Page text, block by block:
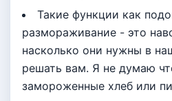
Такие функции как
размораживание - это
насколько они нужны в
решать вам. Я не думаю
замороженные хлеб или